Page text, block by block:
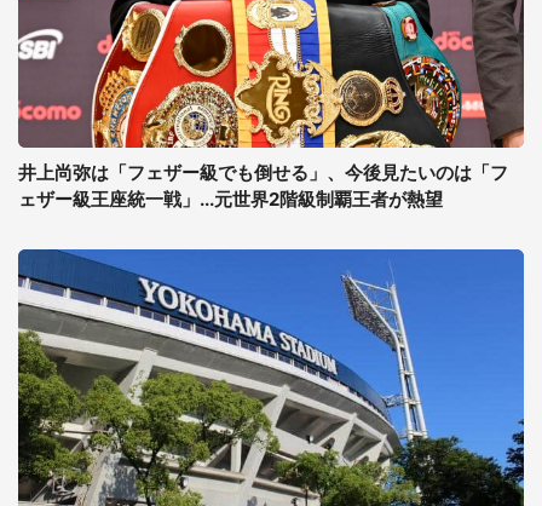
井上尚弥は「フェザー級でも倒せる」、今後見たいのは「フ
ェザー級王座統一戦」...元世界2階級制覇王者が熱望